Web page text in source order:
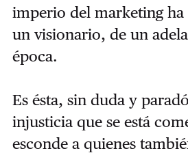
imperio del marketing
un visionario, de un
época.
Es ésta, sin duda y
injusticia que se está
esconde a quienes